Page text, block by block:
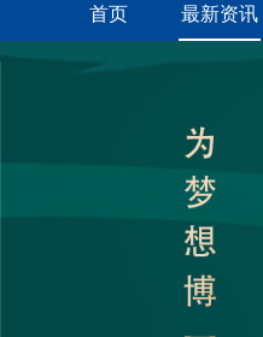
首页 最新资讯